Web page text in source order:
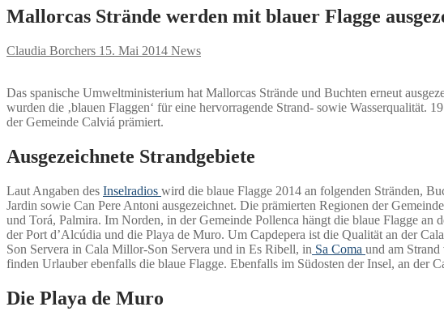
Mallorcas Strände werden mit blauer Flagge
Claudia Borchers 15. Mai 2014 News
Das spanische Umweltministerium hat Mallorcas Strände und Buchten erneut
wurden die ‚blauen Flaggen‘ für eine hervorragende Strand- sowie
der Gemeinde Calviá prämiert.
Ausgezeichnete Strandgebiete
Laut Angaben des Inselradios wird die blaue Flagge 2014 an folgenden Stränden,
Jardin sowie Can Pere Antoni ausgezeichnet. Die prämierten Regionen der
und Torá, Palmira. Im Norden, in der Gemeinde Pollenca hängt die blaue Flagge
der Port d’Alcúdia und die Playa de Muro. Um Capdepera ist die Qualität an der
Son Servera in Cala Millor-Son Servera und in Es Ribell, in Sa Coma und am
finden Urlauber ebenfalls die blaue Flagge. Ebenfalls im Südosten der Insel, an
Die Playa de Muro